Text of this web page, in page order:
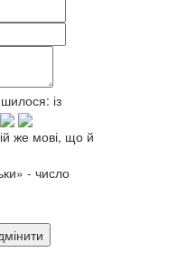
із
же мові, що й
- число